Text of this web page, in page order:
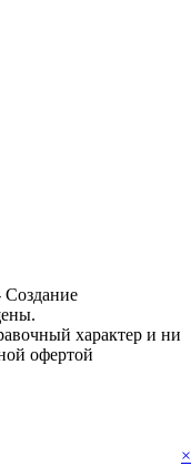
характер и ни
офертой
×